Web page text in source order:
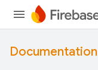
Documentation